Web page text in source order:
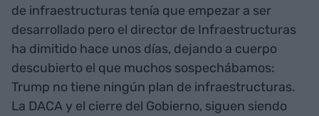
de infraestructuras tenía que empezar a ser
desarrollado pero el director de Infraestructuras
ha dimitido hace unos días, dejando a cuerpo
descubierto el que muchos sospechábamos:
Trump no tiene ningún plan de infraestructuras.
La DACA y el cierre del Gobierno, siguen siendo